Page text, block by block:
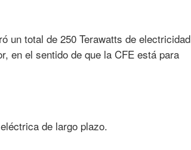
un total de 250 Terawatts de electricidad
en el sentido de que la CFE está para
de largo plazo.